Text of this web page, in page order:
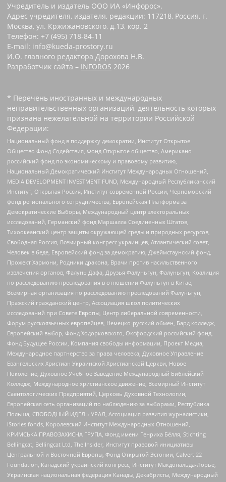
Учредитель и издатель ООО ИА «Инфорос».
Адрес учредителя, издателя, редакции: 117218, Россия, г.
Москва, ул. Кржижановского, д.13, кор. 2
Телефон: +7 (495) 718-84-11
E-mail: info@kueda-prostory.ru
И.О. главного редактора Дорохова Н.В.
Разработчик сайта – INFOROS 2026
* Перечень иностранных и международных
неправительственных организаций, деятельность которых
признана нежелательной на территории Российской
Федерации:
Национальный фонд в поддержку демократии, Институт Открытое
Общество Фонд Содействия, Фонд Открытое общество, Американо-
российский фонд по экономическому и правовому развитию,
Национальный Демократический Институт Международных Отношений,
MEDIA DEVELOPMENT INVESTMENT FUND, Международный Республиканский
Институт, Открытая Россия, Институт современной России, Черноморский
фонд регионального сотрудничества, Европейская Платформа за
Демократические Выборы, Международный центр электоральных
исследований, Германский фонд Маршалла Соединенных Штатов,
Тихоокеанский центр защиты окружающей среды и природных ресурсов,
Свободная Россия, Всемирный конгресс украинцев, Атлантический совет,
Человек в беде, Европейский фонд за демократию, Джеймстаунский фонд,
Прожект Хармони, Родники дракона, Врачи против насильственного
извлечения органов, Фалунь Дафа, Друзья Фалуньгун, Фалуньгун, Коалиция
по расследованию преследования в отношении Фалуньгун в Китае,
Всемирная организация по расследованию преследований Фалуньгун,
Пражский гражданский центр, Ассоциация школ политических
исследований при Совете Европы, Центр либеральной современности,
Форум русскоязычных европейцев, Немецко-русский обмен, Бард колледж,
Европейский выбор, Фонд Ходорковского, Оксфордский российский фонд,
Фонд Будущее России, Компания свободы информации, Проект Медиа,
Международное партнерство за права человека, Духовное Управление
Евангельских Христиан Украинской Христианской Церкви, Новое
Поколение, Духовное Учебное Заведение Международный Библейский
Колледж, Международное христианское движение, Всемирный Институт
Саентологических Предприятий, Церковь Духовной Технологии,
Европейская сеть организаций по наблюдению за выборами, Республика
Польша, СВОБОДНЫЙ ИДЕЛЬ-УРАЛ, Ассоциация развития журналистики,
IStories fonds, Королевский Институт Международных Отношений,
КРИМСЬКА ПРАВОЗАХИСНА ГРУПА, Фонд имени Генриха Бёлля, Stichting
Bellingcat, Bellingcat Ltd, The Insider, Институт правовой инициативы
Центральной и Восточной Европы, Фонд Открытой Эстонии, Calvert 22
Foundation, Канадский украинский конгресс, Институт Макдональда-Лорье,
Украинская национальная федерация Канады, Декабристы, Международный